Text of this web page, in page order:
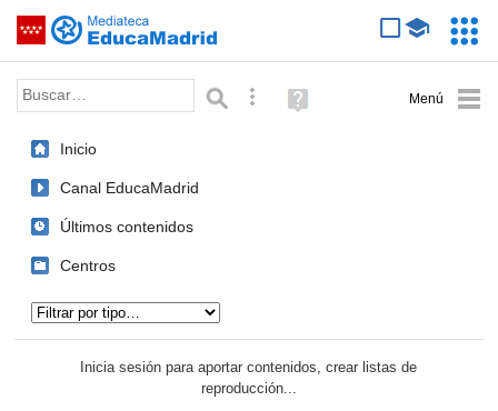
Saltar navegación
Palabra o frase: Búsqueda avanzada
Ayuda
(en
Inicio
Canal EducaMadrid
Últimos contenidos
Centros
Inicia sesión para aportar contenidos, crear listas de
reproducción...